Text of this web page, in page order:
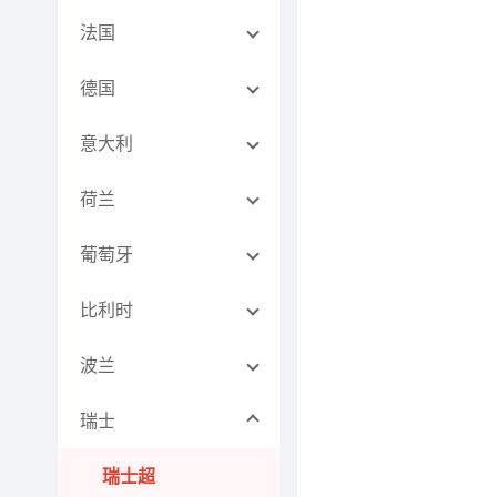
法国
德国
意大利
荷兰
葡萄牙
比利时
波兰
瑞士
瑞士超